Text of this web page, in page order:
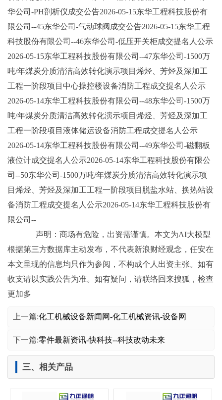
华公司-PH剖析仪成交公告2026-05-15东华工程科技股份有
限公司--45东华公司-气动球阀成交公告2026-05-15东华工程
科技股份有限公司--46东华公司-低压开关柜成交提名人公示
2026-05-15东华工程科技股份有限公司--47东华公司-1500万
吨/年煤炭分质清洁高效转化演示项目烯烃、芳烃及深加工
工程一阶段项目中心操控楼设备消防工程成交提名人公示
2026-05-14东华工程科技股份有限公司--48东华公司-1500万
吨/年煤炭分质清洁高效转化演示项目烯烃、芳烃及深加工
工程一阶段项目液体储运设备消防工程成交提名人公示
2026-05-14东华工程科技股份有限公司--49东华公司-磁翻板
液位计成交提名人公示2026-05-14东华工程科技股份有限公
司--50东华公司-1500万吨/年煤炭分质清洁高效转化演示项
目烯烃、芳烃及深加工工程一阶段项目脱盐水站、换热站设
备消防工程成交提名人公示2026-05-14东华工程科技股份有
限公司--
声明：商场有危险，出资需谨慎。本文为AI大模型
根据第三方数据库主动发布，不代表新浪财经观念，任安在
本文呈现的信息均只作为参阅，不构成个人出资主张。如有
收支请以实践公告为准。如有疑问，请联络回来搜狐，检查
更加多
上一篇:化工机械设备新闻网-化工机械资讯-设备网
下一篇:零件最新资讯-快科技--科技改动未来
三、相关产品